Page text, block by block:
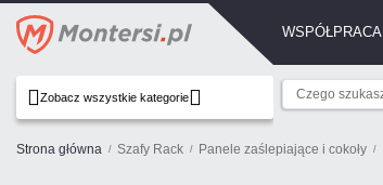
WSPÓŁPRACA
Zobacz wszystkie kategorie
Strona główna Szafy Rack Panele zaślepiające i cokoły